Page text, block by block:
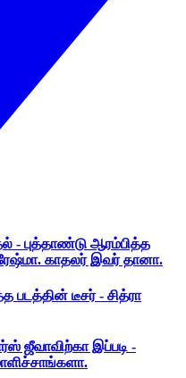
- புத்தாண்டு ஆரம்பித்த
காதலர் இவர் தானா.
படத்தின் டீசர் - சித்ரா
ஜீவாவிற்கா இப்படி -